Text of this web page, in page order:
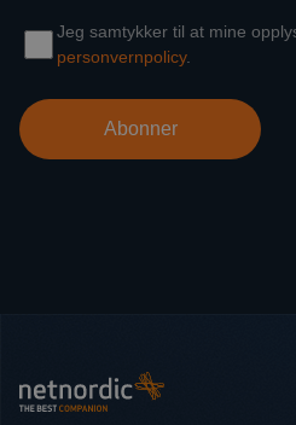
NetNordic Norway